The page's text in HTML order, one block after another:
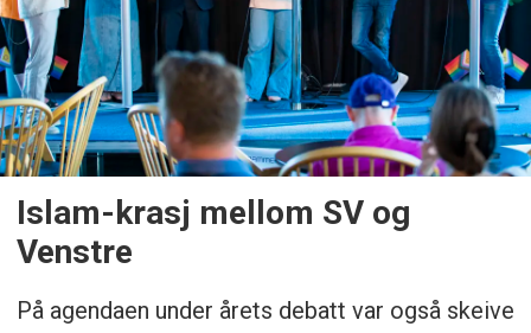
Islam-krasj mellom SV og
Venstre
På agendaen under årets debatt var også skeive